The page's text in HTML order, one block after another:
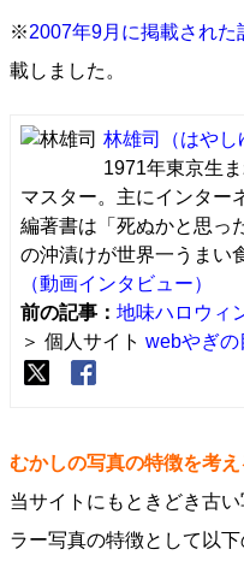
※2007年9月に掲載された
載しました。
林雄司
（はやし
1971年東京生
マスター。主にインター
編著書は「死ぬかと思っ
の沖漬けが世界一うまい
（動画インタビュー）
前の記事： 地味ハロウィ
＞ 個人サイト webやぎの
むかしの写真の特徴を考え
当サイトにもときどき古
ラー写真の特徴として以